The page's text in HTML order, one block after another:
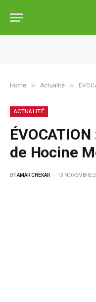
Home » Actualité »
ACTUALITÉ
de Hocine
BYAMAR CHEKAR 13 NOVEMBRE